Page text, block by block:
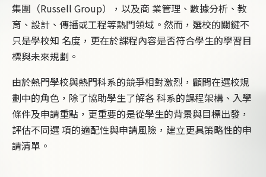
集團（Russell Group），以及商 業管理、數據分析、教
育、設計、傳播或工程等熱門領域。然而，選校的關鍵不
只是學校知 名度，更在於課程內容是否符合學生的學習目
標與未來規劃。
由於熱門學校與熱門科系的競爭相對激烈，顧問在選校規
劃中的角色，除了協助學生了解各 科系的課程架構、入學
條件及申請重點，更重要的是從學生的背景與目標出發，
評估不同選 項的適配性與申請風險，建立更具策略性的申
請清單。